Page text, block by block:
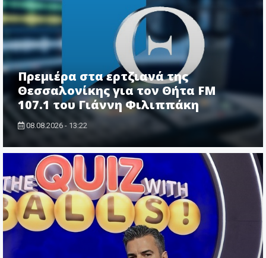
Πρεμιέρα στα ερτζιανά της
Θεσσαλονίκης για τον Θήτα FM
107.1 του Γιάννη Φιλιππάκη
08.08.2026 - 13:22